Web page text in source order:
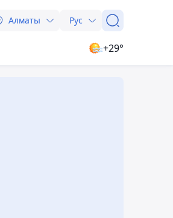
Алматы Рус
+29°